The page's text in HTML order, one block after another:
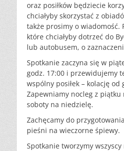
oraz posiłków będziecie
chciałyby skorzystać z
także prosimy o wiadomość.
które chciałyby dotrzeć do
lub autobusem, o
Spotkanie zaczyna się w
godz. 17:00 i przewidujemy
wspólny posiłek – kolację od
Zapewniamy nocleg z piątku
soboty na niedzielę.
Zachęcamy do
pieśni na wieczorne śpiewy.
Spotkanie tworzymy